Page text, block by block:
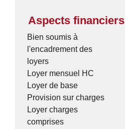
Aspects financiers
Bien soumis à
l'encadrement des
loyers
Loyer mensuel HC
Loyer de base
Provision sur charges
Loyer charges
comprises